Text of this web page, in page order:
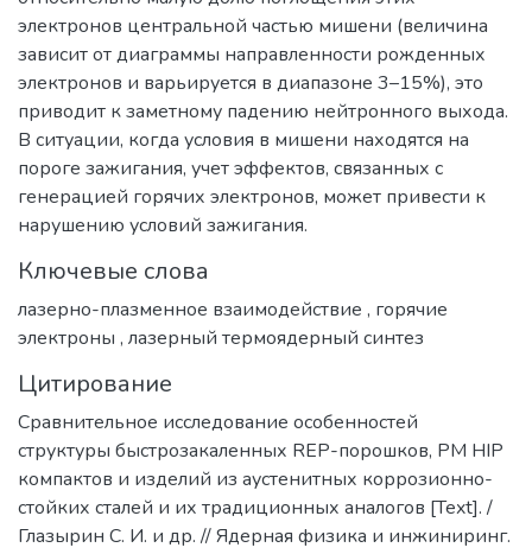
электронов центральной частью мишени (величина
зависит от диаграммы направленности рожденных
электронов и варьируется в диапазоне 3–15%), это
приводит к заметному падению нейтронного выхода.
В ситуации, когда условия в мишени находятся на
пороге зажигания, учет эффектов, связанных с
генерацией горячих электронов, может привести к
нарушению условий зажигания.
Ключевые слова
лазерно-плазменное взаимодействие , горячие
электроны , лазерный термоядерный синтез
Цитирование
Сравнительное исследование особенностей
структуры быстрозакаленных REP-порошков, PM HIP
компактов и изделий из аустенитных коррозионно-
стойких сталей и их традиционных аналогов [Text]. /
Глазырин С. И. и др. // Ядерная физика и инжиниринг.